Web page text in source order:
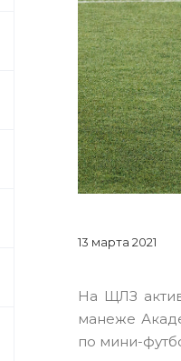
13 марта 2021
На ЩЛЗ
манеже
по мини-